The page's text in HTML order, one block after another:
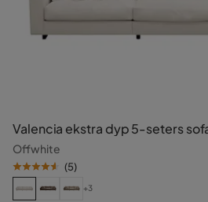
Valencia ekstra dyp 5-seters
Offwhite
(5)
+3